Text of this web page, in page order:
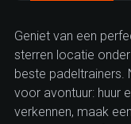
Geniet van een
sterren locatie
beste padeltrainers.
voor avontuur: huur
verkennen, maak